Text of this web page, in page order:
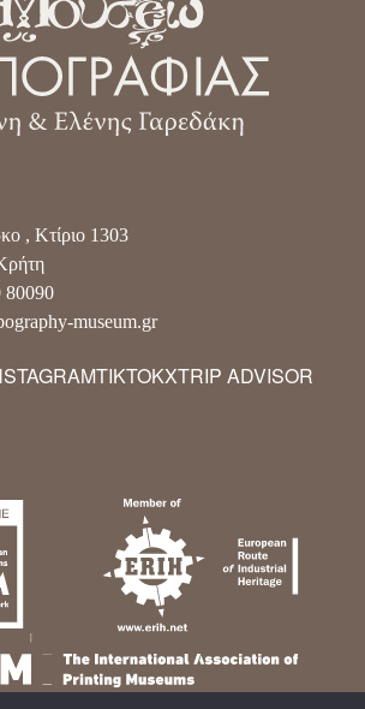
, Κτίριο 1303
80090
museum.gr
TIKTOKXTRIP ADVISOR